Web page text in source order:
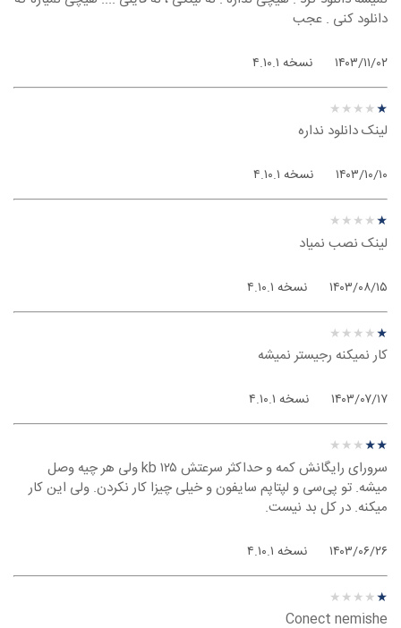
دانلود کنی . عجب
۱۴۰۳/۱۱/۰۲ نسخه ۴.۱۰.۱
نظر درباره ‫Geph - ویندوز
★★★★★
★
★
★
★
★
لینک دانلود نداره
۱۴۰۳/۱۰/۱۰ نسخه ۴.۱۰.۱
نظر درباره ‫Geph - ویندوز
★★★★★
★
★
★
★
★
لینک نصب نمیاد
۱۴۰۳/۰۸/۱۵ نسخه ۴.۱۰.۱
نظر درباره ‫Geph - ویندوز
★★★★★
★
★
★
★
★
کار نمیکنه رجیستر نمیشه
۱۴۰۳/۰۷/۱۷ نسخه ۴.۱۰.۱
نظر درباره ‫Geph - ویندوز
★★★★★
★
★
★
★
★
سرورای رایگانش کمه و حداکثر سرعتش ۱۲۵ kb ولی هر چیه وصل
میشه. تو پی‌سی و لپتاپم سایفون و خیلی چیزا کار نکردن. ولی این کار
میکنه. در کل بد نیست.
۱۴۰۳/۰۶/۲۶ نسخه ۴.۱۰.۱
نظر درباره ‫Geph - ویندوز
★★★★★
★
★
★
★
★
Conect nemishe